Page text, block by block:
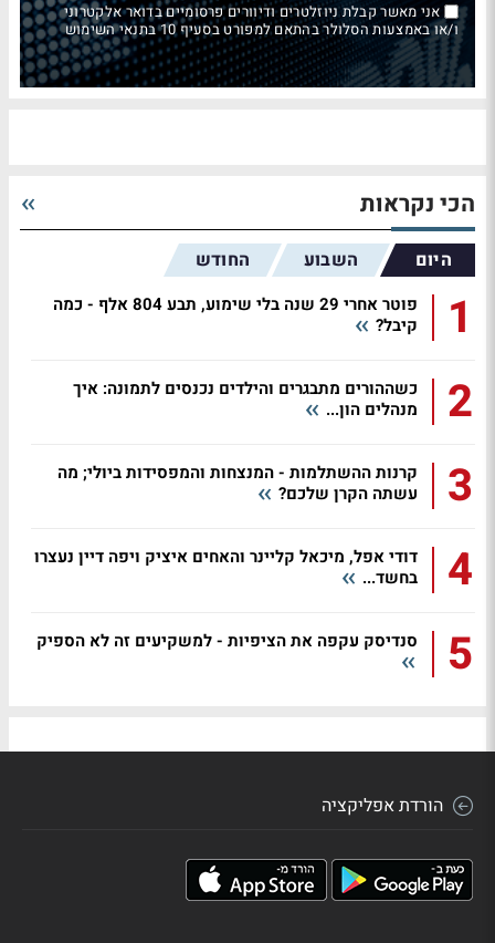
אני מאשר קבלת ניוזלטרים ודיוורים פרסומיים בדואר אלקטרוני
ו/או באמצעות הסלולר בהתאם למפורט בסעיף 10 בתנאי השימוש
הכי נקראות
היום השבוע החודש
1
פוטר אחרי 29 שנה בלי שימוע, תבע 804 אלף - כמה
קיבל?
2
כשההורים מתבגרים והילדים נכנסים לתמונה: איך
מנהלים הון...
3
קרנות ההשתלמות - המנצחות והמפסידות ביולי; מה
עשתה הקרן שלכם?
4
דודי אפל, מיכאל קליינר והאחים איציק ויפה דיין נעצרו
בחשד...
5 סנדיסק עקפה את הציפיות - למשקיעים זה לא הספיק
הורדת אפליקציה